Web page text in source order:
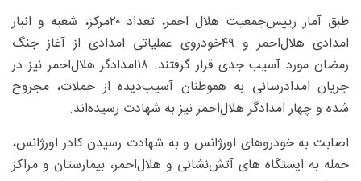
طبق آمار رییس‌جمعیت هلال احمر، تعداد ۲۰مرکز، شعبه و انبار
امدادی هلال‌احمر و ۴۹خودروی عملیاتی امدادی از آغاز جنگ
رمضان مورد آسیب جدی قرار ‏گرفتند. ۱۸امدادگر هلال‌احمر نیز در
جریان امدادرسانی به هموطنان آسیب‌دیده از حملات، مجروح
شده و ‏چهار امدادگر هلال‌احمر نیز به شهادت رسیده‌اند.
اصابت به خودروهای اورژانس و به شهادت رسیدن کادر اورژانس،
حمله به ایستگاه های آتش‌نشانی و هلال‌احمر، بیمارستان و مراکز